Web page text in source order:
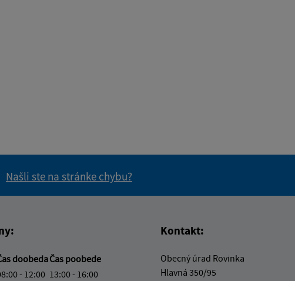
Našli ste na stránke chybu?
doobedaČas poobede
- 12:00 13:00 - 16:00
Kontakt:
Obecný úrad Rovinka
Hlavná 350/95